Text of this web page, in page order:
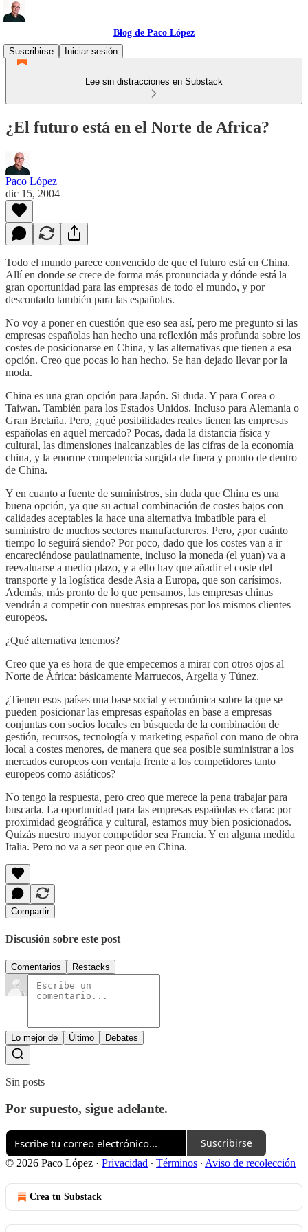
Blog de Paco López
Suscribirse
Iniciar sesión
Lee sin distracciones en Substack
¿El futuro está en el Norte de Africa?
Paco López
dic 15, 2004
Todo el mundo parece convencido de que el futuro está en China.
Allí en donde se crece de forma más pronunciada y dónde está la
gran oportunidad para las empresas de todo el mundo, y por
descontado también para las españolas.
No voy a poner en cuestión que eso sea así, pero me pregunto si las
empresas españolas han hecho una reflexión más profunda sobre los
costes de posicionarse en China, y las alternativas que tienen a esa
opción. Creo que pocas lo han hecho. Se han dejado llevar por la
moda.
China es una gran opción para Japón. Si duda. Y para Corea o
Taiwan. También para los Estados Unidos. Incluso para Alemania o
Gran Bretaña. Pero, ¿qué posibilidades reales tienen las empresas
españolas en aquel mercado? Pocas, dada la distancia física y
cultural, las dimensiones inalcanzables de las cifras de la economía
china, y la enorme competencia surgida de fuera y pronto de dentro
de China.
Y en cuanto a fuente de suministros, sin duda que China es una
buena opción, ya que su actual combinación de costes bajos con
calidades aceptables la hace una alternativa imbatible para el
suministro de muchos sectores manufactureros. Pero, ¿por cuánto
tiempo lo seguirá siendo? Por poco, dado que los costes van a ir
encareciéndose paulatinamente, incluso la moneda (el yuan) va a
reevaluarse a medio plazo, y a ello hay que añadir el coste del
transporte y la logística desde Asia a Europa, que son carísimos.
Además, más pronto de lo que pensamos, las empresas chinas
vendrán a competir con nuestras empresas por los mismos clientes
europeos.
¿Qué alternativa tenemos?
Creo que ya es hora de que empecemos a mirar con otros ojos al
Norte de África: básicamente Marruecos, Argelia y Túnez.
¿Tienen esos países una base social y económica sobre la que se
pueden posicionar las empresas españolas en base a empresas
conjuntas con socios locales en búsqueda de la combinación de
gestión, recursos, tecnología y marketing español con mano de obra
local a costes menores, de manera que sea posible suministrar a los
mercados europeos con ventaja frente a los competidores tanto
europeos como asiáticos?
No tengo la respuesta, pero creo que merece la pena trabajar para
buscarla. La oportunidad para las empresas españolas es clara: por
proximidad geográfica y cultural, estamos muy bien posicionados.
Quizás nuestro mayor competidor sea Francia. Y en alguna medida
Italia. Pero no va a ser peor que en China.
Compartir
Discusión sobre este post
Comentarios Restacks
Lo mejor de Último Debates
Sin posts
Por supuesto, sigue adelante.
Suscribirse
© 2026 Paco López · Privacidad ∙ Términos ∙ Aviso de recolección
Crea tu Substack